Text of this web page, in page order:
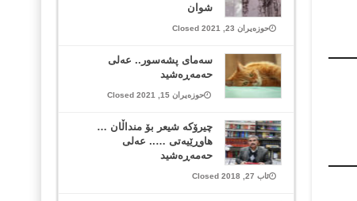
شوان
حوزەیران 23, 2021 Closed
سەمای پشەسور.. عەلی
حەمەڕەشید
حوزەیران 15, 2021 Closed
چیرۆکە شیعر بۆ منداڵان …
ھاوڕێیەتی ….. عەلی
حەمەڕەشید
ئاب 27, 2018 Closed